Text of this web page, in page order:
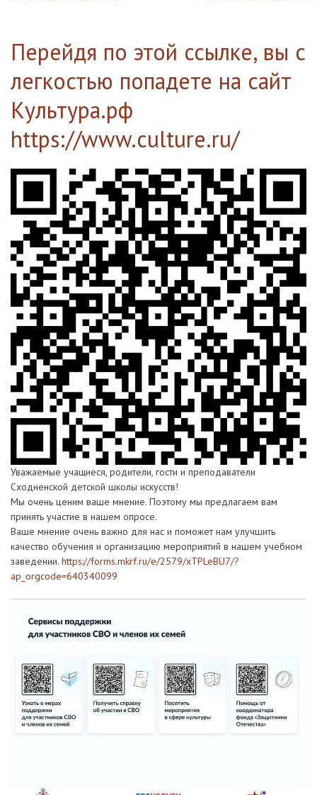
записям
Перейдя по этой ссылке, вы с
легкостью попадете на сайт
Культура.рф
https://www.culture.ru/
Уважаемые учащиеся, родители, гости и преподаватели
Сходненской детской школы искусств!
Мы очень ценим ваше мнение. Поэтому мы предлагаем вам
принять участие в нашем опросе.
Ваше мнение очень важно для нас и поможет нам улучшить
качество обучения и организацию мероприятий в нашем учебном
заведении. https://forms.mkrf.ru/e/2579/xTPLeBU7/?
ap_orgcode=640340099